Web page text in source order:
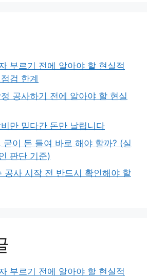
부르기 전에 알아야 할 현실적
검 한계
공사하기 전에 알아야 할 현실
만 믿다간 돈만 날립니다
굳이 돈 들여 바로 해야 할까? (실
판단 기준)
공사 시작 전 반드시 확인해야 할
부르기 전에 알아야 할 현실적